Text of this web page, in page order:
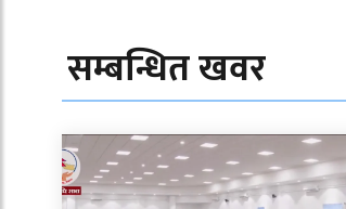
सम्बन्धित खवर